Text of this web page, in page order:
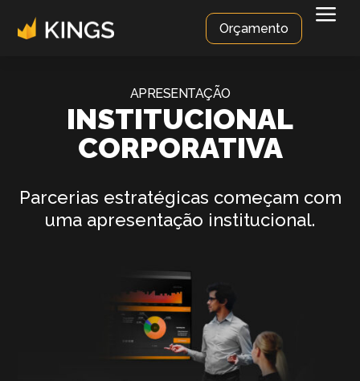
Orçamento a
APRESENTAÇÃO
INSTITUCIONAL
CORPORATIVA
Parcerias estratégicas começam com
uma apresentação institucional.